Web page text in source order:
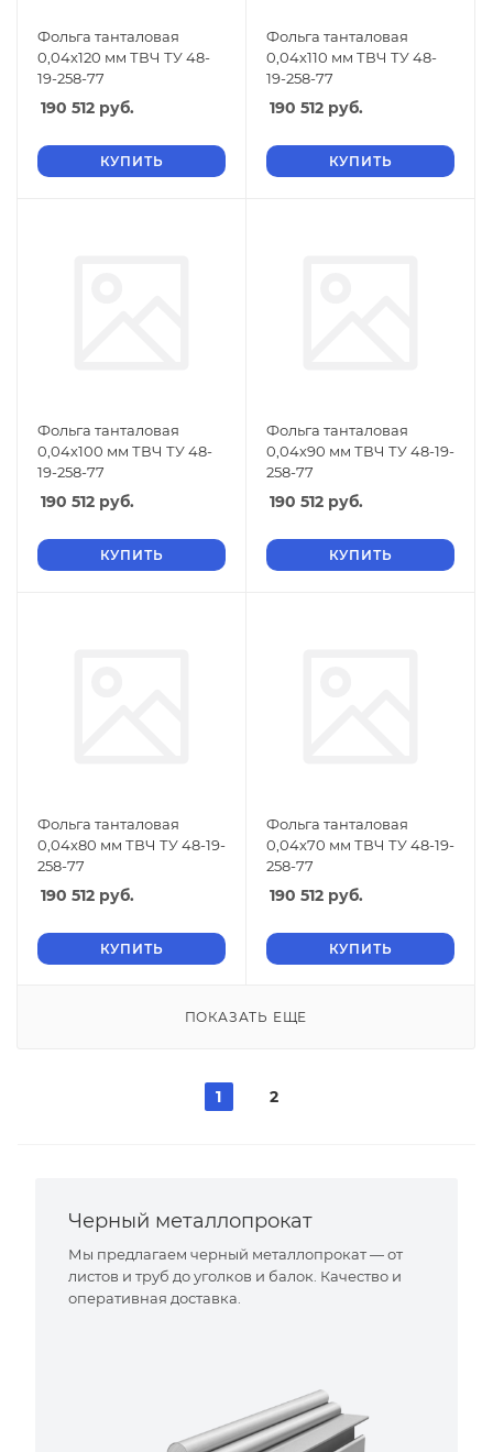
Фольга танталовая
0,04х120 мм ТВЧ ТУ 48-
19-258-77
190 512 руб.
КУПИТЬ
Фольга танталовая
0,04х110 мм ТВЧ ТУ 48-
19-258-77
190 512 руб.
КУПИТЬ
Фольга танталовая
0,04х100 мм ТВЧ ТУ 48-
19-258-77
190 512 руб.
КУПИТЬ
Фольга танталовая
0,04х90 мм ТВЧ ТУ 48-19-
258-77
190 512 руб.
КУПИТЬ
Фольга танталовая
0,04х80 мм ТВЧ ТУ 48-19-
258-77
190 512 руб.
КУПИТЬ
Фольга танталовая
0,04х70 мм ТВЧ ТУ 48-19-
258-77
190 512 руб.
КУПИТЬ
ПОКАЗАТЬ ЕЩЕ
1 2
Черный металлопрокат
Мы предлагаем черный металлопрокат — от
листов и труб до уголков и балок. Качество и
оперативная доставка.